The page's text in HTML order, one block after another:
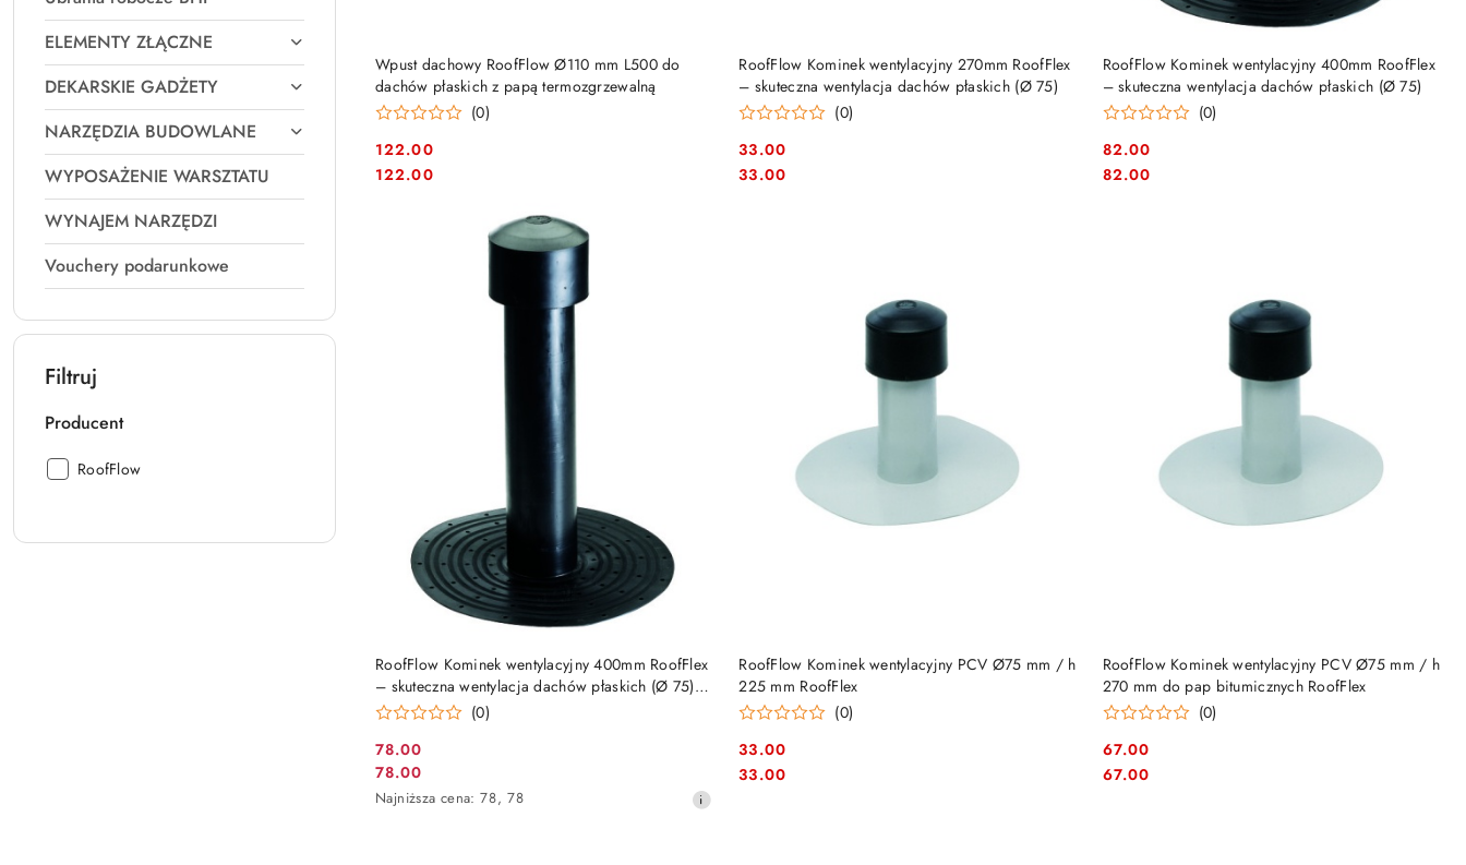
ELEMENTY ZŁĄCZNE
DEKARSKIE GADŻETY
NARZĘDZIA BUDOWLANE
WYPOSAŻENIE WARSZTATU
WYNAJEM NARZĘDZI
Vouchery podarunkowe
Filtruj
Producent
Producent:
RoofFlow
Wpust dachowy RoofFlow Ø110 mm L500 do
dachów płaskich z papą termozgrzewalną
(0)
Cena:
122.00
Cena:
122.00
DO KOSZYKA
RoofFlow Kominek wentylacyjny 270mm RoofFlex
– skuteczna wentylacja dachów płaskich (Ø 75)
(0)
Cena:
33.00
Cena:
33.00
DO KOSZYKA
RoofFlow Kominek wentylacyjny 400mm RoofFlex
– skuteczna wentylacja dachów płaskich (Ø 75)
(0)
Cena:
82.00
Cena:
82.00
DO KOSZYKA
RoofFlow Kominek wentylacyjny 400mm RoofFlex
– skuteczna wentylacja dachów płaskich (Ø 75)
(25szt.)
(0)
Cena
promocyjna:
78.00
Cena
promocyjna:
78.00
Najniższa
Najniższa cena: 78, 78
DO KOSZYKA
RoofFlow Kominek wentylacyjny PCV Ø75 mm / h
225 mm RoofFlex
(0)
Cena:
33.00
Cena:
33.00
DO KOSZYKA
RoofFlow Kominek wentylacyjny PCV Ø75 mm / h
270 mm do pap bitumicznych RoofFlex
(0)
Cena:
67.00
Cena:
67.00
DO KOSZYKA